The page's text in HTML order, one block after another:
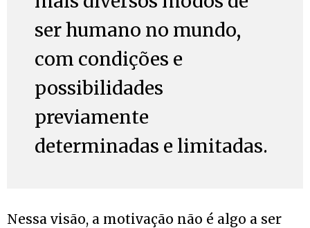
ser humano no mundo,
com condições e
possibilidades
previamente
determinadas e limitadas.
Nessa visão, a motivação não é algo a ser